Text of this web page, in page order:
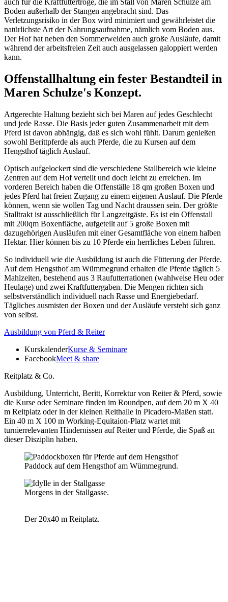
Boden außerhalb der Stangen angebracht sind. Das
Verletzungsrisiko in der Box wird minimiert und gewährleistet die
natürlichste Art der Nahrungsaufnahme, nämlich vom Boden aus.
Der Hof hat neben den Sommerweiden auch große Ausläufe, damit
während der arbeitsfreien Zeit auch ausgelassen galoppiert werden
kann.
Offenstallhaltung ein fester Bestandteil in
Maren Schulze's Konzept.
Artgerechte Haltung bezieht sich bei Maren auf jedes Geschlecht
und jede Rasse. Die Basis jeder guten Zusammenarbeit mit dem
Pferd ist davon abhängig, daß es sich wohl fühlt. Darum genießen
sowohl Berittpferde als auch Pferde, die zu Kursen auf dem
Hengsthof täglich Auslauf.
Optisch aufgelockert sind die verschiedene Stallbereich wie kleine
Zentren auf dem Hof verteilt und doch leicht zu erreichen. Im
vorderen Bereich haben die Offenställe 18 qm großen Boxen und
jedes Pferd hat freien Zugang zu einem eigenen Auslauf. Die Pferde
können, wenn sie wollen Tag und Nacht draussen sein. Der größte
Stalltrakt ist ausschließlich für Langzeitgäste. Es ist ein Offenstall
mit 200qm Boxenfläche, aufgeteilt auf 5 große Boxen mit
dazugehörigen Ausläufen mit einer Gesamtfläche von einem halben
Hektar. Hier können bis zu 10 Pferde ein herrliches Leben führen.
So individuell wie die Ausbildung ist auch die Fütterung der Pferde.
Auf dem Hengsthof am Wümmegrund erhalten die Pferde täglich 5
Mahlzeiten, bestehend aus 3 Raufutterrationen (wahlweise Heu oder
Heulage) und zwei Kraftfuttergaben. Die Mengen richten sich
selbstverständlich individuell nach Rasse und Energiebedarf.
Tägliches ausmisten der Boxen und der Ausläufe versteht sich ganz
von selbst.
Ausbildung von Pferd & Reiter
KurskalenderKurse & Seminare
FacebookMeet & share
Reitplatz & Co.
Ausbildung, Unterricht, Beritt, Korrektur von Reiter & Pferd, sowie
die Kurse oder Seminare finden im Roundpen, auf dem 20 m X 40
m Reitplatz oder in der kleinen Reithalle in Picadero-Maßen statt.
Ein 40 m X 100 m Working-Equitaion-Platz wartet mit
turnierrelevanten Hindernissen auf Reiter und Pferde, die Spaß an
dieser Disziplin haben.
Paddock auf dem Hengsthof am Wümmegrund.
Morgens in der Stallgasse.
Der 20x40 m Reitplatz.